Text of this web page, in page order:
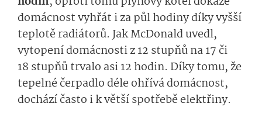
domácnost vyhřát i za půl hodiny díky vyšší
teplotě radiátorů. Jak McDonald uvedl,
vytopení domácnosti z 12 stupňů na 17 či
18 stupňů trvalo asi 12 hodin. Díky tomu, že
tepelné čerpadlo déle ohřívá domácnost,
dochází často i k větší spotřebě elektřiny.